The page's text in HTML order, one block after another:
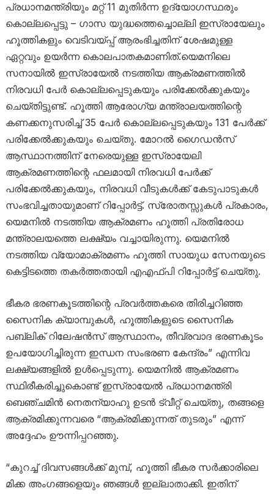
പ്രധാനമന്ത്രിയും മറ്റ് 11 മുതിർന്ന ഉദ്യോഗസ്ഥരും
കൊല്ലപ്പെട്ടു – ഗാസ യുദ്ധത്തെച്ചൊല്ലി ഇസ്രായേലും
ഹൂത്തികളും വെടിവയ്പ്പ് ആരംഭിച്ചതിന് ശേഷമുള്ള
ഏറ്റവും ഉയർന്ന കൊലപാതകമാണിത്.യെമനിലെ
സനായിൽ ഇസ്രായേൽ നടത്തിയ ആക്രമണത്തിൽ
നിരവധി പേർ കൊല്ലപ്പെടുകയും പരിക്കേൽക്കുകയും
ചെയ്തിട്ടുണ്ട്. ഹൂത്തി ആരോഗ്യ മന്ത്രാലയത്തിന്റെ
കണക്കനുസരിച്ച് 35 പേർ കൊല്ലപ്പെടുകയും 131 പേർക്ക്
പരിക്കേൽക്കുകയും ചെയ്തു. മോറൽ ഗൈഡൻസ്
ആസ്ഥാനത്തിന് നേരെയുള്ള ഇസ്രായേലി
ആക്രമണത്തിന്റെ ഫലമായി നിരവധി പേർക്ക്
പരിക്കേൽക്കുകയും, നിരവധി വീടുകൾക്ക് കേടുപാടുകൾ
സംഭവിച്ചതായുമാണ് റിപ്പോർട്ട്. സ്രോതസ്സുകൾ പ്രകാരം,
യെമനിൽ നടത്തിയ ആക്രമണം ഹൂത്തി പ്രതിരോധ
മന്ത്രാലയത്തെ ലക്ഷ്യം വച്ചായിരുന്നു. യെമനിൽ
നടത്തിയ വ്യോമാക്രമണം ഹൂത്തി സായുധ സേനയുടെ
കെട്ടിടത്തെ തകർത്തതായി എഎഫ്‌പി റിപ്പോർട്ട് ചെയ്തു.
ഭീകര ഭരണകൂടത്തിന്റെ പ്രവർത്തകരെ തിരിച്ചറിഞ്ഞ
സൈനിക ക്യാമ്പുകൾ, ഹൂത്തികളുടെ സൈനിക
പബ്ലിക് റിലേഷൻസ് ആസ്ഥാനം, തീവ്രവാദ ഭരണകൂടം
ഉപയോഗിച്ചിരുന്ന ഇന്ധന സംഭരണ ​​കേന്ദ്രം” എന്നിവ
ലക്ഷ്യങ്ങളിൽ ഉൾപ്പെടുന്നു. യെമനിൽ ആക്രമണം
സ്ഥിരീകരിച്ചുകൊണ്ട് ഇസ്രായേൽ പ്രധാനമന്ത്രി
ബെഞ്ചമിൻ നെതന്യാഹു ഉടൻ ട്വീറ്റ് ചെയ്തു, തങ്ങളെ
ആക്രമിക്കുന്നവരെ “ആക്രമിക്കുന്നത് തുടരും” എന്ന്
അദ്ദേഹം ഊന്നിപ്പറഞ്ഞു.
“കുറച്ച് ദിവസങ്ങൾക്ക് മുമ്പ്, ഹൂത്തി ഭീകര സർക്കാരിലെ
മിക്ക അംഗങ്ങളെയും ഞങ്ങൾ ഇല്ലാതാക്കി. ഇതിന്